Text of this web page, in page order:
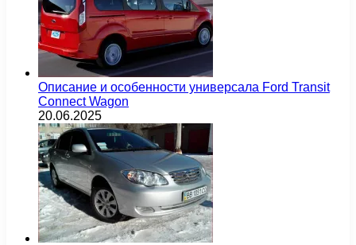
Описание и особенности универсала Ford Transit
Connect Wagon
20.06.2025